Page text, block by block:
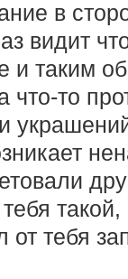
в
видит
и таким
что-то
тебя